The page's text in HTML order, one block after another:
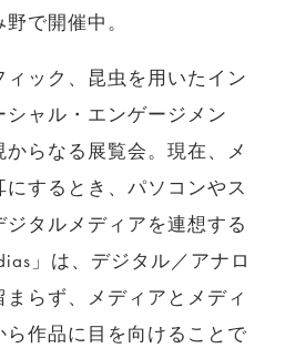
で開催中。
ック、昆虫を用いたイン
ャル・エンゲージメン
からなる展覧会。現在、メ
するとき、パソコンやス
タルメディアを連想する
」は、デジタル／アナロ
らず、メディアとメディ
作品に目を向けることで